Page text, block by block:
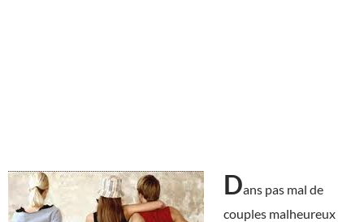
Dans pas mal de
couples malheureux